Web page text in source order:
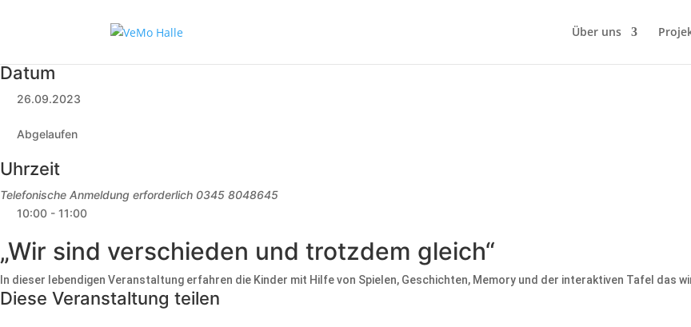
Über uns
Datum
26.09.2023
Abgelaufen
Uhrzeit
Telefonische Anmeldung erforderlich 0345 8048645
10:00 - 11:00
„Wir sind verschieden und trotzdem gleich“
In dieser lebendigen Veranstaltung erfahren die Kinder mit Hilfe von Spielen, Geschichten, Memory und der interaktiven Tafel das
Diese Veranstaltung teilen